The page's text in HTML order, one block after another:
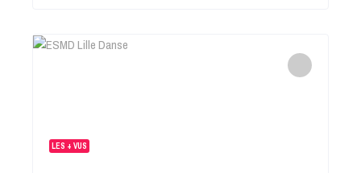
LES + VUS